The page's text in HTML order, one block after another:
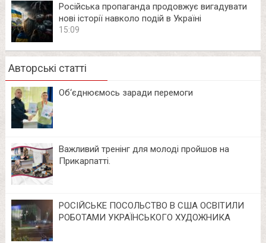
Російська пропаганда продовжує вигадувати
нові історії навколо подій в Україні
15:09
Авторські статті
Об‘єднюємось заради перемоги
Важливий тренінг для молоді пройшов на
Прикарпатті.
РОСІЙСЬКЕ ПОСОЛЬСТВО В США ОСВІТИЛИ
РОБОТАМИ УКРАЇНСЬКОГО ХУДОЖНИКА